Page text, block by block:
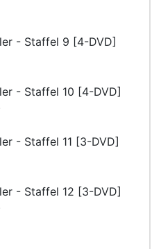
- Staffel 9 [4-DVD]
- Staffel 10 [4-DVD]
- Staffel 11 [3-DVD]
- Staffel 12 [3-DVD]